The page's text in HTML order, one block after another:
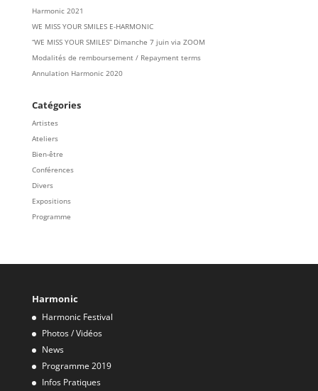
Harmonic 2021
WE MISS YOUR SMILES E-HARMONIC
“WE MISS YOUR SMILES” Dimanche 7 juin via ZOOM
Modalités de remboursement / Repayment terms
Annulation Harmonic 2020
Catégories
Artistes
Ateliers
Bien-être
Conférences
Divers
Expositions
Programme
Harmonic
Harmonic Festival
Photos / Vidéos
News
Programme 2019
Infos Pratiques